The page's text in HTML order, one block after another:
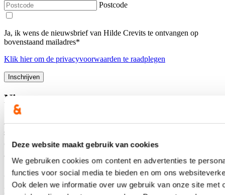
Deze website maakt gebruik van cookies
We gebruiken cookies om content en advertenties te
functies voor social media te bieden en om ons
Ook delen we informatie over uw gebruik van onze site met
Postcode
Ja, ik wens de nieuwsbrief van Hilde Crevits te ontvangen op
bovenstaand mailadres*
Klik hierom de privacyvoorwaarden te raadplegen
Nieuws
Aantal meldingen van agressief of ongewenst gedrag
stijgt fors binnen Vlaamse overheid: nieuwe regeling
dat dossiers tijdelijk kan opschorten in geval van
agressie voortaan van kracht
22/07/26
Het aantal meldingen van ongewenst gedrag van derden tegenover